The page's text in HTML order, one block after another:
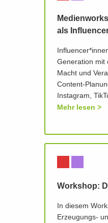
als
Generation mit
Macht und
Content-
Instagram,
Mehr lesen
Workshop:
In diesem
Erzeugungs-